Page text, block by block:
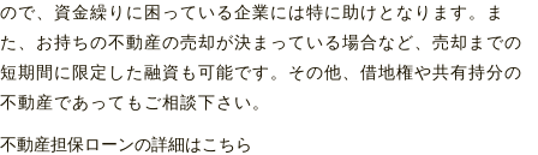
ので、資金繰りに困っている企業には特に助けとなります。ま
た、お持ちの不動産の売却が決まっている場合など、売却までの
短期間に限定した融資も可能です。その他、借地権や共有持分の
不動産であってもご相談下さい。
不動産担保ローンの詳細はこちら